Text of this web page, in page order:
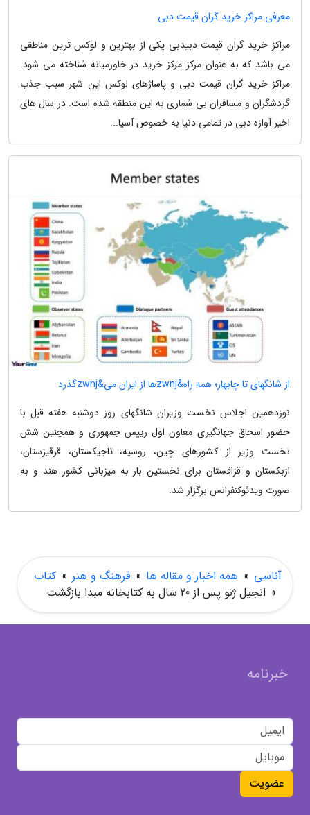
معرفی مراکز خرید گران قیمت دبی
مراکز خرید گران قیمت دبیدبی یکی از بهترین و لوکس ترین مناطقی
می باشد که به عنوان مرکز مرکز خرید در خاورمیانه شناخته می شود.
مراکز خرید گران قیمت دبی و پاساژهای لوکس این شهر سبب جذب
گردشگران و مسافران بی شماری به این منطقه شده است. در سال های
اخیر آوازه دبی در تمامی دنیا به خصوص آسیا...
از شانگهای تا چابهار؛ همه راه&zwnjها از ایران می&zwnjگذرد
نوزدهمین اجلاس نخست وزیران شانگهای روز دوشنبه هفته قبل با
حضور اسحاق جهانگیری معاون اول رییس جمهوری و همچنین شش
نخست وزیر از کشورهای چین، روسیه، تاجیکستان، قرقیزستان،
ازبکستان و قزاقستان برای نخستین بار به میزبانی کشور هند و به
صورت ویدئوکنفرانس برگزار شد.
آناسی » همه اخبار و مقاله ها » فرهنگ و هنر » کتاب
» انجیل ژنو پس از 20 سال به کتابخانه مبدا بازگشت
خبرنامه
عضویت